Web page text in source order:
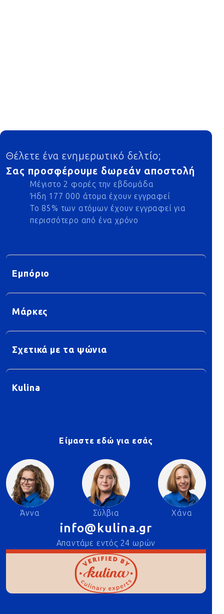
Footer
Θέλετε ένα ενημερωτικό δελτίο;
Σας προσφέρουμε δωρεάν αποστολή
Μέγιστο 2 φορές την εβδομάδα
Ήδη 177 000 άτομα έχουν εγγραφεί
Το 85% των ατόμων έχουν εγγραφεί για
περισσότερο από ένα χρόνο
Εμπόριο
Μάρκες
Σχετικά με τα ψώνια
Kulina
Είμαστε εδώ για εσάς
Άννα Σύλβια Χάνα
info@kulina.gr
Απαντάμε εντός 24 ωρών